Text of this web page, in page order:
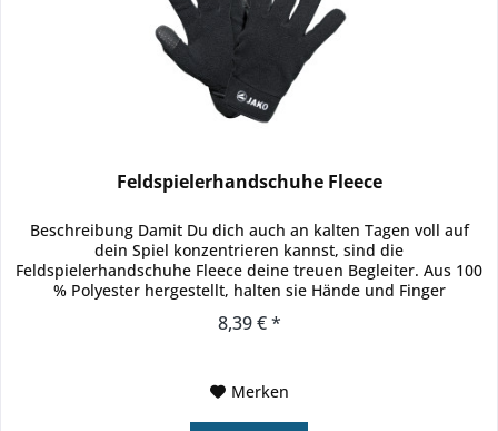
Feldspielerhandschuhe Fleece
Beschreibung Damit Du dich auch an kalten Tagen voll auf
dein Spiel konzentrieren kannst, sind die
Feldspielerhandschuhe Fleece deine treuen Begleiter. Aus 100
% Polyester hergestellt, halten sie Hände und Finger
8,39 € *
Merken